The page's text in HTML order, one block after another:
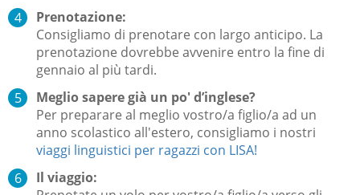
Prenotazione:
Consigliamo di prenotare con largo anticipo. La
prenotazione dovrebbe avvenire entro la fine di
gennaio al più tardi.
Meglio sapere già un po' d’inglese?
Per preparare al meglio vostro/a figlio/a ad un
anno scolastico all'estero, consigliamo i nostri
viaggi linguistici per ragazzi con LISA!
Il viaggio: